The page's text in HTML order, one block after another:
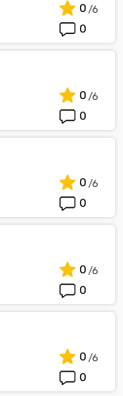
0
0
0
0
0
0
0
0
0
0